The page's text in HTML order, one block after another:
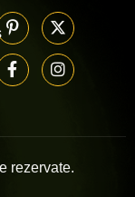
rezervate.